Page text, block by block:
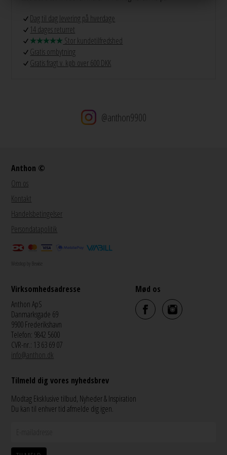
Dag til dag levering på hverdage
14 dages returret
Stor kundetilfredshed
Gratis ombytning
Gratis fragt v. køb over 600 DKK
@anthon9900
Anthon ©
Om os
Kontakt
Handelsbetingelser
Persondatapolitik
Webshop by Bewise
Virksomhedsadresse
Anthon ApS
Danmarksgade 69
9900 Frederikshavn
Telefon: 9842 5600
CVR-nr.: 13 63 69 07
info@anthon.dk
Mød os
Tilmeld dig vores nyhedsbrev
Modtag Eksklusive tilbud, Nyheder & Inspiration
Du kan til enhver tid afmelde dig igen.